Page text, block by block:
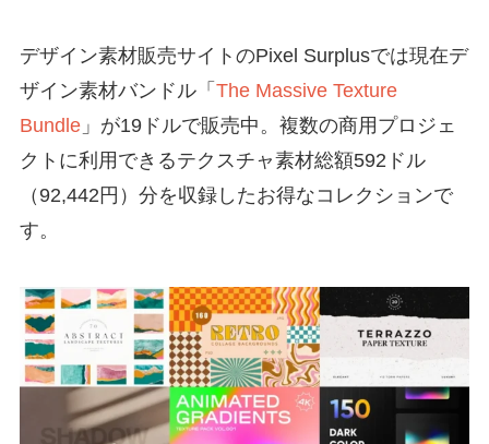
デザイン素材販売サイトのPixel Surplusでは現在デ
ザイン素材バンドル「 The Massive Texture
Bundle」が19ドルで販売中。複数の商用プロジェ
クトに利用できるテクスチャ素材総額592ドル
（92,442円）分を収録したお得なコレクションで
す。